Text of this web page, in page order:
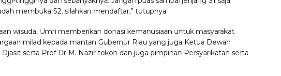
membuka S2, silahkan mendaftar,” tutupnya.
wisuda, Umri memberikan donasi kemanusiaan untuk masyarakat
milad kepada mantan Gubernur Riau yang juga Ketua Dewan
serta Prof Dr M. Nazir tokoh dan juga pimpinan Persyarikatan serta